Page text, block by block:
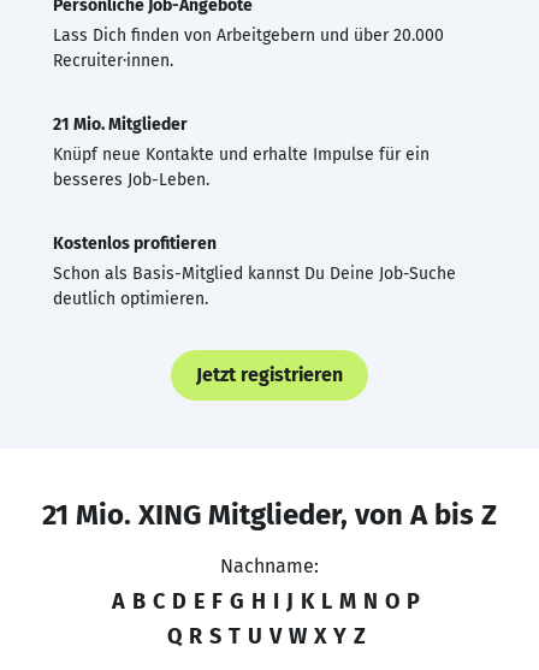
Persönliche Job-Angebote
Lass Dich finden von Arbeitgebern und über 20.000
Recruiter·innen.
21 Mio. Mitglieder
Knüpf neue Kontakte und erhalte Impulse für ein
besseres Job-Leben.
Kostenlos profitieren
Schon als Basis-Mitglied kannst Du Deine Job-Suche
deutlich optimieren.
Jetzt registrieren
21 Mio. XING Mitglieder, von A bis Z
Nachname:
A B C D E F G H I J K L M N O P
Q R S T U V W X Y Z